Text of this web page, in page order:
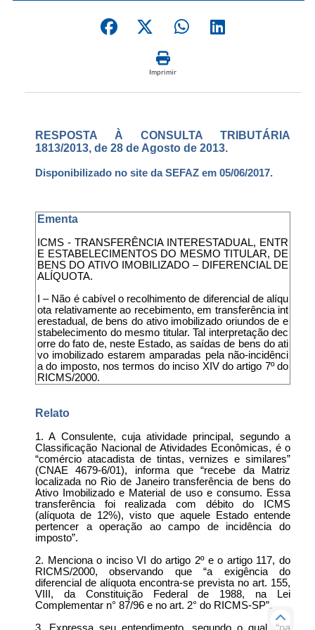
Imprimir
RESPOSTA À CONSULTA TRIBUTÁRIA
1813/2013, de 28 de Agosto de 2013.
Disponibilizado no site da SEFAZ em 05/06/2017.
Ementa
ICMS - TRANSFERÊNCIA INTERESTADUAL, ENTR
E ESTABELECIMENTOS DO MESMO TITULAR, DE
BENS DO ATIVO IMOBILIZADO – DIFERENCIAL DE
ALÍQUOTA.
I – Não é cabível o recolhimento de diferencial de alíqu
ota relativamente ao recebimento, em transferência int
erestadual, de bens do ativo imobilizado oriundos de e
stabelecimento do mesmo titular. Tal interpretação dec
orre do fato de, neste Estado, as saídas de bens do ati
vo imobilizado estarem amparadas pela não-incidênci
a do imposto, nos termos do inciso XIV do artigo 7º do
RICMS/2000.
Relato
1. A Consulente, cuja atividade principal, segundo a
Classificação Nacional de Atividades Econômicas, é o
“comércio atacadista de tintas, vernizes e similares”
(CNAE 4679-6/01), informa que “recebe da Matriz
localizada no Rio de Janeiro transferência de bens do
Ativo Imobilizado e Material de uso e consumo. Essa
transferência foi realizada com débito do ICMS
(alíquota de 12%), visto que aquele Estado entende
pertencer a operação ao campo de incidência do
imposto”.
2. Menciona o inciso VI do artigo 2º e o artigo 117, do
RICMS/2000, observando que “a exigência do
diferencial de alíquota encontra-se prevista no art. 155,
VIII, da Constituição Federal de 1988, na Lei
Complementar n° 87/96 e no art. 2° do RICMS-SP”.